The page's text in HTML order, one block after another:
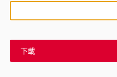
下載